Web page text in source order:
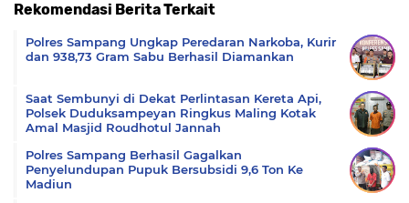
Rekomendasi Berita Terkait
Polres Sampang Ungkap Peredaran Narkoba, Kurir
dan 938,73 Gram Sabu Berhasil Diamankan
Saat Sembunyi di Dekat Perlintasan Kereta Api,
Polsek Duduksampeyan Ringkus Maling Kotak
Amal Masjid Roudhotul Jannah
Polres Sampang Berhasil Gagalkan
Penyelundupan Pupuk Bersubsidi 9,6 Ton Ke
Madiun